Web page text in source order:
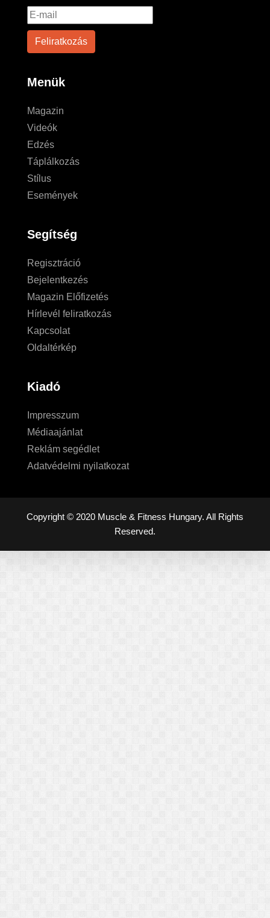
Menük
Magazin
Videók
Edzés
Táplálkozás
Stílus
Események
Segítség
Regisztráció
Bejelentkezés
Magazin Előfizetés
Hírlevél feliratkozás
Kapcsolat
Oldaltérkép
Kiadó
Impresszum
Médiaajánlat
Reklám segédlet
Adatvédelmi nyilatkozat
Copyright © 2020 Muscle & Fitness Hungary. All Rights
Reserved.